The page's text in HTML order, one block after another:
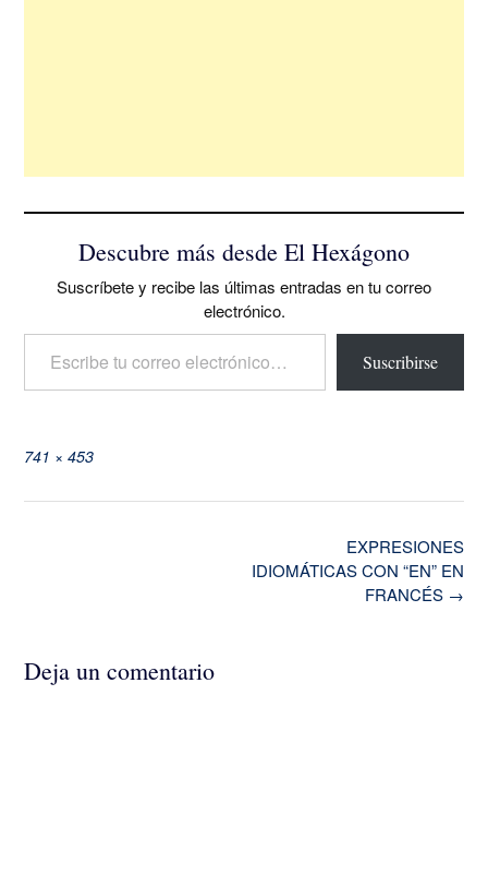
Descubre más desde El Hexágono
Suscríbete y recibe las últimas entradas en tu correo
electrónico.
Escribe tu correo electrónico…
Suscribirse
Tamaño
741 × 453
EXPRESIONES
IDIOMÁTICAS CON “EN” EN
FRANCÉS →
Deja un comentario